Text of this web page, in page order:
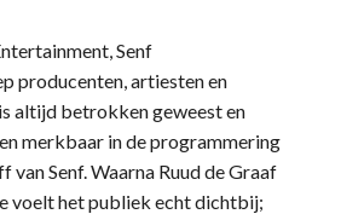
Senf
producenten, artiesten en
altijd betrokken geweest en
merkbaar in de programmering
Senf. Waarna Ruud de Graaf
voelt het publiek echt dichtbij;